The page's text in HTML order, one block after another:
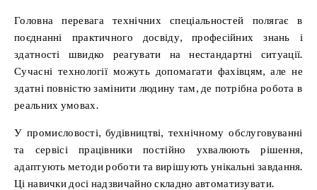
Головна перевага технічних спеціальностей полягає в
поєднанні практичного досвіду, професійних знань і
здатності швидко реагувати на нестандартні ситуації.
Сучасні технології можуть допомагати фахівцям, але не
здатні повністю замінити людину там, де потрібна робота в
реальних умовах.
У промисловості, будівництві, технічному обслуговуванні
та сервісі працівники постійно ухвалюють рішення,
адаптують методи роботи та вирішують унікальні завдання.
Ці навички досі надзвичайно складно автоматизувати.